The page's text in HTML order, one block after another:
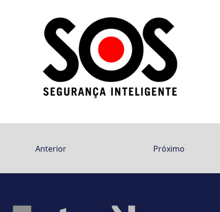
Anterior Próximo